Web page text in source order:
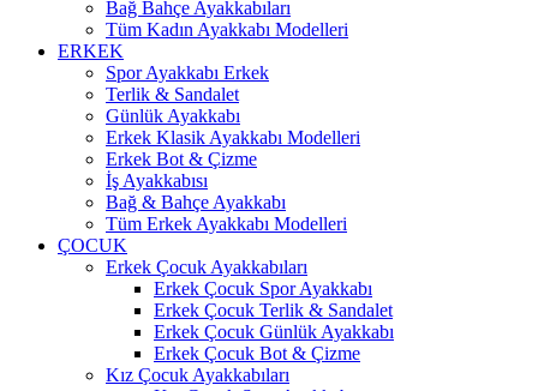
Bağ Bahçe Ayakkabıları
Tüm Kadın Ayakkabı Modelleri
ERKEK
Spor Ayakkabı Erkek
Terlik & Sandalet
Günlük Ayakkabı
Erkek Klasik Ayakkabı Modelleri
Erkek Bot & Çizme
İş Ayakkabısı
Bağ & Bahçe Ayakkabı
Tüm Erkek Ayakkabı Modelleri
ÇOCUK
Erkek Çocuk Ayakkabıları
Erkek Çocuk Spor Ayakkabı
Erkek Çocuk Terlik & Sandalet
Erkek Çocuk Günlük Ayakkabı
Erkek Çocuk Bot & Çizme
Kız Çocuk Ayakkabıları